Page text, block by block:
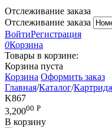
Отслеживание заказа
Отслеживание заказа
ВойтиРегистрация
0Корзина
Товары в корзине:
Корзина пуста
Корзина Оформить заказ
Главная/Каталог/
K867
3,20000 Р
В корзину